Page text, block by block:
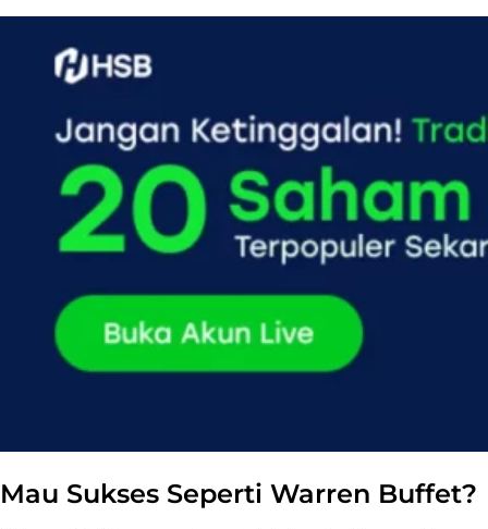
Mau Sukses Seperti Warren Buffet?